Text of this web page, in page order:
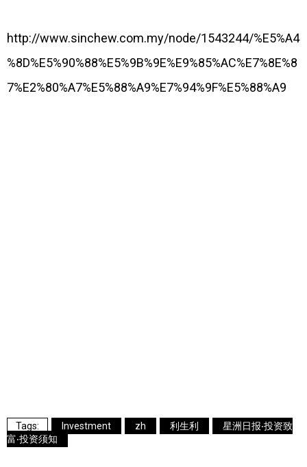
http://www.sinchew.com.my/node/1543244/%E5%A4
%8D%E5%90%88%E5%9B%9E%E9%85%AC%E7%8E%8
7%E2%80%A7%E5%88%A9%E7%94%9F%E5%88%A9
Investment zh 利生利
星洲日报‧投资致
富‧投资须知